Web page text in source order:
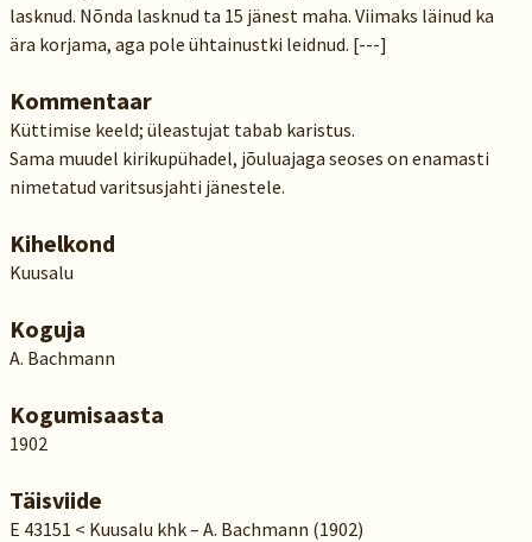
lasknud. Nõnda lasknud ta 15 jänest maha. Viimaks läinud ka
ära korjama, aga pole ühtainustki leidnud. [---]
Kommentaar
Küttimise keeld; üleastujat tabab karistus.
Sama muudel kirikupühadel, jõuluajaga seoses on enamasti
nimetatud varitsusjahti jänestele.
Kihelkond
Kuusalu
Koguja
A. Bachmann
Kogumisaasta
1902
Täisviide
E 43151 < Kuusalu khk – A. Bachmann (1902)